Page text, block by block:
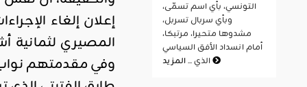
إعلان إلغاء
المصيري لثمانية
وفي مقدمتهم
التونسي، بأي اسم تسمّى،
وبأي سربال تسربل،
مشدوها متحيرا، مرتبكا،
أمام انسداد الأفق السياسي
الذي ...المزيد